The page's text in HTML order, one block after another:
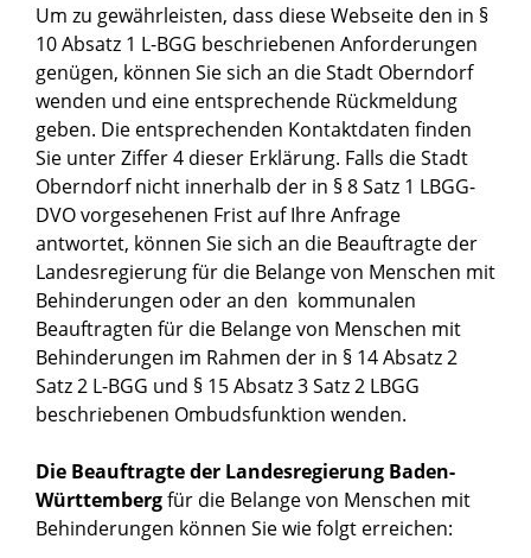
Um zu gewährleisten, dass diese Webseite den in §
10 Absatz 1 L-BGG beschriebenen Anforderungen
genügen, können Sie sich an die Stadt Oberndorf
wenden und eine entsprechende Rückmeldung
geben. Die entsprechenden Kontaktdaten finden
Sie unter Ziffer 4 dieser Erklärung. Falls die Stadt
Oberndorf nicht innerhalb der in § 8 Satz 1 LBGG-
DVO vorgesehenen Frist auf Ihre Anfrage
antwortet, können Sie sich an die Beauftragte der
Landesregierung für die Belange von Menschen mit
Behinderungen oder an den kommunalen
Beauftragten für die Belange von Menschen mit
Behinderungen im Rahmen der in § 14 Absatz 2
Satz 2 L-BGG und § 15 Absatz 3 Satz 2 LBGG
beschriebenen Ombudsfunktion wenden.
Die Beauftragte der Landesregierung Baden-
Württembergfür die Belange von Menschen mit
Behinderungen können Sie wie folgt erreichen: